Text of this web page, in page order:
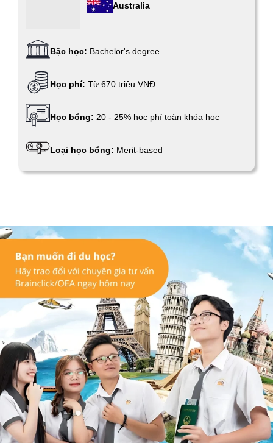
Australia
Bậc học: Bachelor's degree
Học phí: Từ 670 triệu VNĐ
Học bổng: 20 - 25% học phí toàn khóa học
Loại học bổng: Merit-based